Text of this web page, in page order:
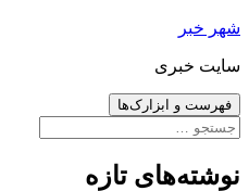
رفتن
نوشته‌ها
شهر خبر
سایت خبری
فهرست و ابزارک‌ها
جستجو
نوشته‌های تازه